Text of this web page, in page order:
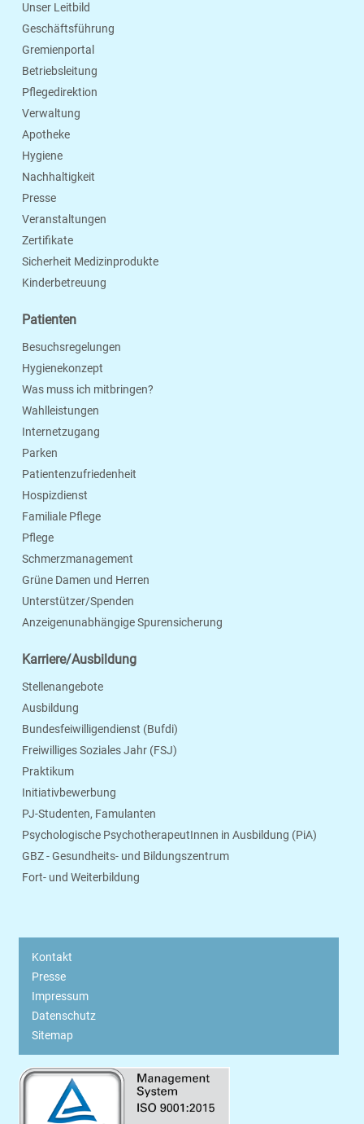
Unser Leitbild
Geschäftsführung
Gremienportal
Betriebsleitung
Pflegedirektion
Verwaltung
Apotheke
Hygiene
Nachhaltigkeit
Presse
Veranstaltungen
Zertifikate
Sicherheit Medizinprodukte
Kinderbetreuung
Patienten
Besuchsregelungen
Hygienekonzept
Was muss ich mitbringen?
Wahlleistungen
Internetzugang
Parken
Patientenzufriedenheit
Hospizdienst
Familiale Pflege
Pflege
Schmerzmanagement
Grüne Damen und Herren
Unterstützer/Spenden
Anzeigenunabhängige Spurensicherung
Karriere/Ausbildung
Stellenangebote
Ausbildung
Bundesfeiwilligendienst (Bufdi)
Freiwilliges Soziales Jahr (FSJ)
Praktikum
Initiativbewerbung
PJ-Studenten, Famulanten
Psychologische PsychotherapeutInnen in Ausbildung (PiA)
GBZ - Gesundheits- und Bildungszentrum
Fort- und Weiterbildung
Kontakt
Presse
Impressum
Datenschutz
Sitemap